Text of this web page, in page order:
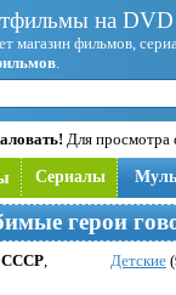
на
магазин фильмов,
.
Для просмотра
Сериалы
герои
СССР,
Детские